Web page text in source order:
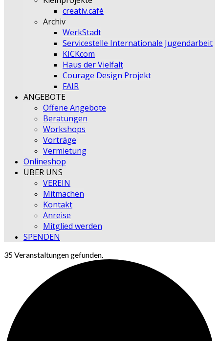
creativ.café
Archiv
WerkStadt
Servicestelle Internationale Jugendarbeit
KICKcom
Haus der Vielfalt
Courage Design Projekt
FAIR
ANGEBOTE
Offene Angebote
Beratungen
Workshops
Vorträge
Vermietung
Onlineshop
ÜBER UNS
VEREIN
Mitmachen
Kontakt
Anreise
Mitglied werden
SPENDEN
35 Veranstaltungen gefunden.